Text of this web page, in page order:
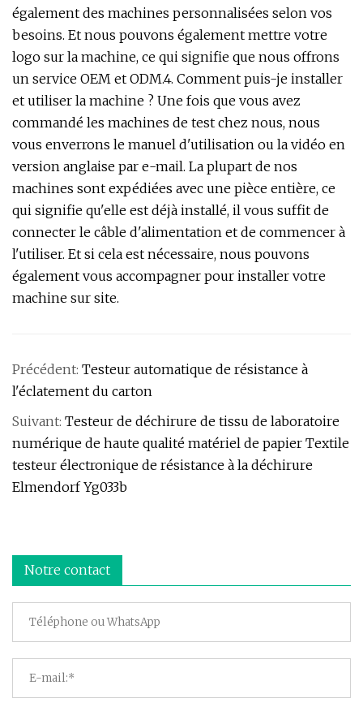
également des machines personnalisées selon vos
besoins. Et nous pouvons également mettre votre
logo sur la machine, ce qui signifie que nous offrons
un service OEM et ODM.4. Comment puis-je installer
et utiliser la machine ? Une fois que vous avez
commandé les machines de test chez nous, nous
vous enverrons le manuel d'utilisation ou la vidéo en
version anglaise par e-mail. La plupart de nos
machines sont expédiées avec une pièce entière, ce
qui signifie qu'elle est déjà installé, il vous suffit de
connecter le câble d'alimentation et de commencer à
l'utiliser. Et si cela est nécessaire, nous pouvons
également vous accompagner pour installer votre
machine sur site.
Précédent: Testeur automatique de résistance à
l'éclatement du carton
Suivant: Testeur de déchirure de tissu de laboratoire
numérique de haute qualité matériel de papier Textile
testeur électronique de résistance à la déchirure
Elmendorf Yg033b
Notre contact